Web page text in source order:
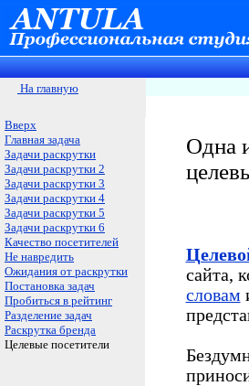
На главную
Вверх
Главная задача
Задачи раскрутки
Задачи раскрутки 2
Задачи раскрутки 3
Задачи раскрутки 4
Задачи раскрутки 5
Задачи раскрутки 6
Качество посетителей
Не навредить
Ожидания от раскрутки
Постановка задач
Пробиться в рейтинг
Разделение задач
Раскрутка бренда
Целевые посетители
Одна
сайта,
словам